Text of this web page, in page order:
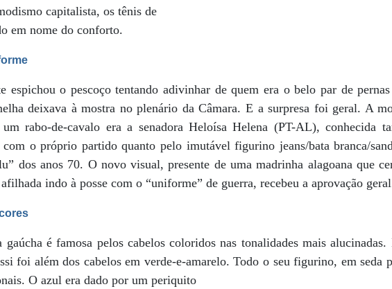
capitalista, os tênis de
em nome do conforto.
espichou o pescoço tentando adivinhar de quem era o belo par de
deixava à mostra no plenário da Câmara. E a surpresa foi geral. A
um rabo-de-cavalo era a senadora Heloísa Helena (PT-AL), conhecida
com o próprio partido quanto pelo imutável figurino jeans/bata branca/
dos anos 70. O novo visual, presente de uma madrinha alagoana que
indo à posse com o “uniforme” de guerra, recebeu a aprovação
gaúcha é famosa pelos cabelos coloridos nas tonalidades mais
foi além dos cabelos em verde-e-amarelo. Todo o seu figurino, em seda
O azul era dado por um periquito